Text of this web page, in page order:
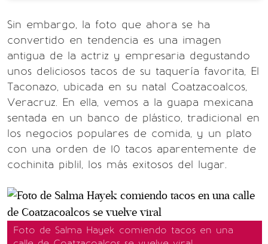
Sin embargo, la foto que ahora se ha
convertido en tendencia es una imagen
antigua de la actriz y empresaria degustando
unos deliciosos tacos de su taquería favorita, El
Taconazo, ubicada en su natal Coatzacoalcos,
Veracruz. En ella, vemos a la guapa mexicana
sentada en un banco de plástico, tradicional en
los negocios populares de comida, y un plato
con una orden de 10 tacos aparentemente de
cochinita piblil, los más exitosos del lugar.
Foto de Salma Hayek comiendo tacos en una